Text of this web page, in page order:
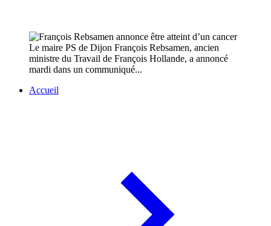
Le maire PS de Dijon François Rebsamen, ancien
ministre du Travail de François Hollande, a annoncé
mardi dans un communiqué...
Accueil